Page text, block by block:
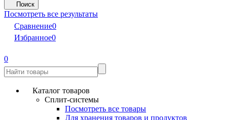
Поиск
Посмотреть все результаты
Сравнение0
Избранное0
0
Каталог товаров
Сплит-системы
Посмотреть все товары
Для хранения товаров и продуктов